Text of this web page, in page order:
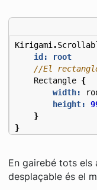
Kirigami .
id: root
Rectangle {
width:
height:
}
}
En gairebé tots els
desplaçable és el